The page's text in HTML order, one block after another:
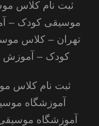
ثبت نام کلاس
موسیقی کودک –
تهران – کلاس
کودک – آموزش
ثبت نام کلاس
آموزشگاه
آموزشگاه